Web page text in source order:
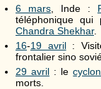
6 mars , Inde :
téléphonique qui
Chandra Shekhar.
16-19 avril:
frontalier sino
29 avril : le
morts.